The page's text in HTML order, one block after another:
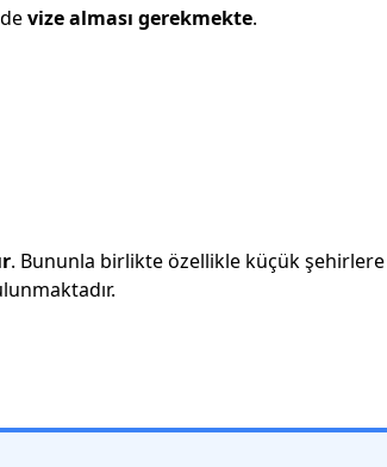
vize alması gerekmekte.
. Bununla birlikte özellikle küçük